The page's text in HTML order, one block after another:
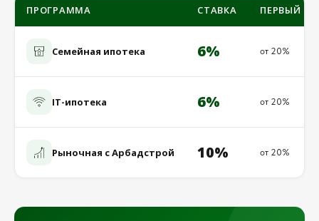
ПРОГРАММА СТАВКА ПЕРВЫЙ
Семейная ипотека 6% от 20%
IT-ипотека 6% от 20%
Рыночная с Арбадстрой 10% от 20%